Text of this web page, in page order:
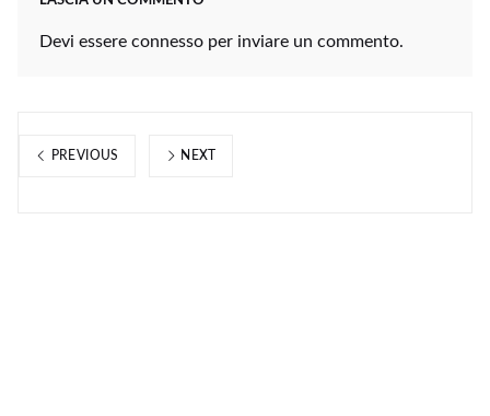
Devi essere connesso per inviare un commento.
PREVIOUS NEXT